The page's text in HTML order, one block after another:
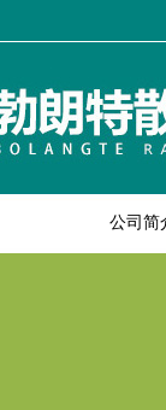
公司简